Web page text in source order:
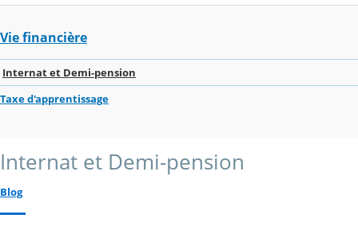
Vie financière
Internat et Demi-pension
Taxe d'apprentissage
Internat et Demi-pension
Blog